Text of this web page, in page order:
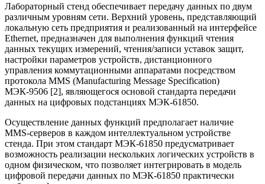
Лабораторный стенд обеспечивает передачу данных по двум
различным уровням сети. Верхний уровень, представляющий
локальную сеть предприятия и реализованный на интерфейсе
Ethernet, предназначен для выполнения функций чтения
данных текущих измерений, чтения/записи уставок защит,
настройки параметров устройств, дистанционного
управления коммутационными аппаратами посредством
протокола MMS (Manufacturing Message Specification)
МЭК-9506 [2], являющегося основой стандарта передачи
данных на цифровых подстанциях МЭК-61850.
Осуществление данных функций предполагает наличие
MMS-серверов в каждом интеллектуальном устройстве
стенда. При этом стандарт МЭК-61850 предусматривает
возможность реализации нескольких логических устройств в
одном физическом, что позволяет интегрировать в модель
цифровой передачи данных по МЭК-61850 практически